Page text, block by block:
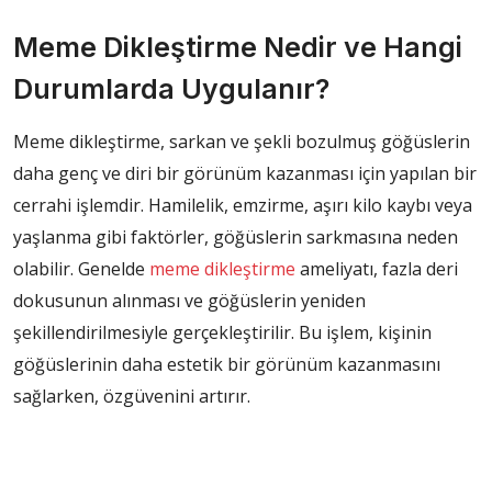
Meme Dikleştirme Nedir ve Hangi
Durumlarda Uygulanır?
Meme dikleştirme, sarkan ve şekli bozulmuş göğüslerin
daha genç ve diri bir görünüm kazanması için yapılan bir
cerrahi işlemdir. Hamilelik, emzirme, aşırı kilo kaybı veya
yaşlanma gibi faktörler, göğüslerin sarkmasına neden
olabilir. Genelde meme dikleştirme ameliyatı, fazla deri
dokusunun alınması ve göğüslerin yeniden
şekillendirilmesiyle gerçekleştirilir. Bu işlem, kişinin
göğüslerinin daha estetik bir görünüm kazanmasını
sağlarken, özgüvenini artırır.